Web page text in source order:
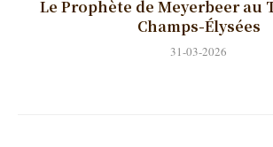
Le Prophète de Meyerbeer au
Champs-Élysées
31-03-2026